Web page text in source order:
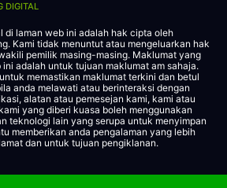
DIGITAL
di laman web ini adalah hak cipta oleh
Kami tidak menuntut atau mengeluarkan hak
pemilik masing-masing. Maklumat yang
adalah untuk tujuan maklumat am sahaja.
memastikan maklumat terkini dan betul
anda melawati atau berinteraksi dengan
alatan atau pemesejan kami, kami atau
yang diberi kuasa boleh menggunakan
teknologi lain yang serupa untuk menyimpan
memberikan anda pengalaman yang lebih
dan untuk tujuan pengiklanan.